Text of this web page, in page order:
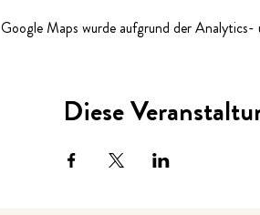
Google Maps wurde aufgrund der
Diese